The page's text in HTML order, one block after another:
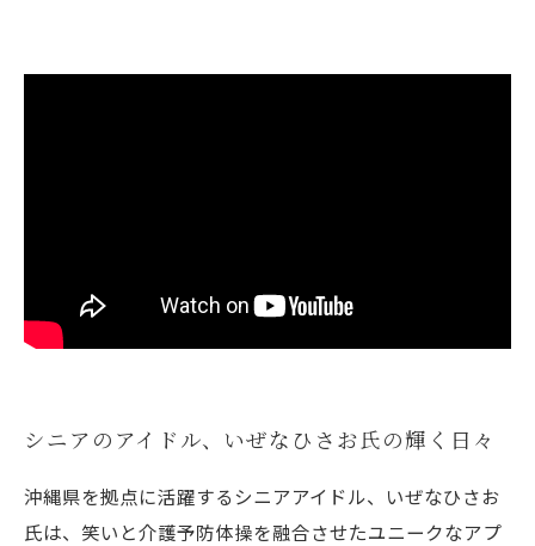
シニアのアイドル、いぜなひさお氏の輝く日々
沖縄県を拠点に活躍するシニアアイドル、いぜなひさお
氏は、笑いと介護予防体操を融合させたユニークなアプ